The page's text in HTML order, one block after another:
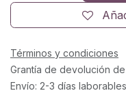
Términos y condiciones
Grantía de devolución
Envío: 2-3 días laborables